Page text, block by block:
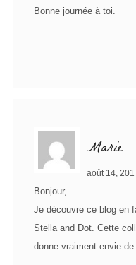
Bonne journée à toi.
Marie
août 14,
Bonjour,
Je découvre ce blog en
Stella and Dot. Cette
donne vraiment envie